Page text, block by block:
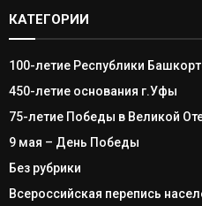
КАТЕГОРИИ
100-летие Республики
450-летие основания г.Уфы
75-летие Победы в Великой
9 мая – День Победы
Без рубрики
Всероссийская перепись